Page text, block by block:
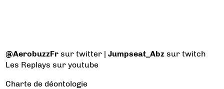
@AerobuzzFr sur twitter |Jumpseat_Abz sur twitch
Les Replays sur youtube
Charte de déontologie